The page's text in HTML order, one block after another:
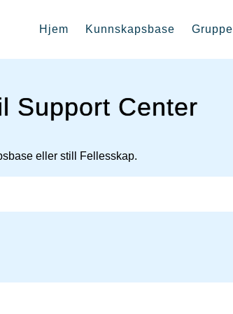
Hjem Kunnskapsbase Gruppe
Support Center
eller still Fellesskap.